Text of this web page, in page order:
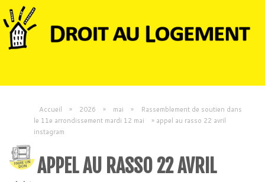
Accueil » 2026 » mai »
Rassemblement de soutien dans
le 11e arrondissement mardi 12 mai
» appel au rasso 22 avril
instagram
APPEL AU RASSO 22 AVRIL